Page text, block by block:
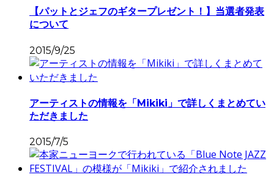
【パットとジェフのギタープレゼント！】当選者発表
について
2015/9/25
アーティストの情報を「Mikiki」で詳しくまとめてい
ただきました
2015/7/5